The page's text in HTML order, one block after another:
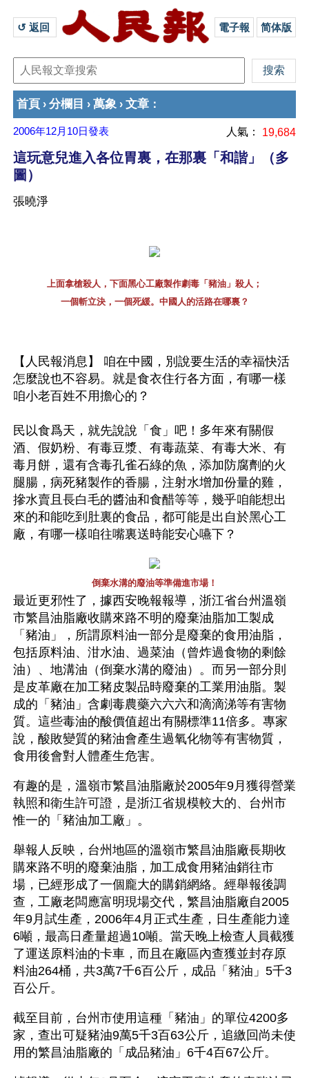
↺ 返回 電子報 简体版
首頁 › 分欄目 › 萬象 › 文章 ：
2006年12月10日發表 人氣： 19,684
這玩意兒進入各位胃裏，在那裏「和諧」（多
圖）
張曉淨
上面拿槍殺人，下面黑心工廠製作劇毒「豬油」殺人；
一個斬立決，一個死緩。中國人的活路在哪裏？
【人民報消息】 咱在中國，別說要生活的幸福快活
怎麼說也不容易。就是食衣住行各方面，有哪一樣
咱小老百姓不用擔心的？
民以食爲天，就先說說「食」吧！多年來有關假
酒、假奶粉、有毒豆漿、有毒蔬菜、有毒大米、有
毒月餅，還有含毒孔雀石綠的魚，添加防腐劑的火
腿腸，病死豬製作的香腸，注射水增加份量的雞，
摻水賣且長白毛的醬油和食醋等等，幾乎咱能想出
來的和能吃到肚裏的食品，都可能是出自於黑心工
廠，有哪一樣咱往嘴裏送時能安心嚥下？
倒棄水溝的廢油等準備進市場！
最近更邪性了，據西安晚報報導，浙江省台州溫嶺
市繁昌油脂廠收購來路不明的廢棄油脂加工製成
「豬油」，所謂原料油一部分是廢棄的食用油脂，
包括原料油、泔水油、過菜油（曾炸過食物的剩餘
油）、地溝油（倒棄水溝的廢油）。而另一部分則
是皮革廠在加工豬皮製品時廢棄的工業用油脂。製
成的「豬油」含劇毒農藥六六六和滴滴涕等有害物
質。這些毒油的酸價值超出有關標準11倍多。專家
說，酸敗變質的豬油會產生過氧化物等有害物質，
食用後會對人體產生危害。
有趣的是，溫嶺市繁昌油脂廠於2005年9月獲得營業
執照和衛生許可證，是浙江省規模較大的、台州市
惟一的「豬油加工廠」。
舉報人反映，台州地區的溫嶺市繁昌油脂廠長期收
購來路不明的廢棄油脂，加工成食用豬油銷往市
場，已經形成了一個龐大的購銷網絡。經舉報後調
查，工廠老闆應富明現場交代，繁昌油脂廠自2005
年9月試生產，2006年4月正式生產，日生產能力達
6噸，最高日產量超過10噸。當天晚上檢查人員截獲
了運送原料油的卡車，而且在廠區內查獲並封存原
料油264桶，共3萬7千6百公斤，成品「豬油」5千3
百公斤。
截至目前，台州市使用這種「豬油」的單位4200多
家，查出可疑豬油9萬5千3百63公斤，追繳回尚未使
用的繁昌油脂廠的「成品豬油」6千4百67公斤。